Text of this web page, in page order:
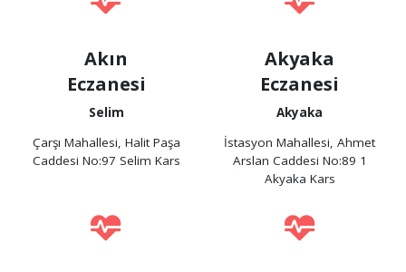
Akın
Eczanesi
Selim
Çarşı Mahallesi, Halit Paşa
Caddesi No:97 Selim Kars
Akyaka
Eczanesi
Akyaka
İstasyon Mahallesi, Ahmet
Arslan Caddesi No:89 1
Akyaka Kars